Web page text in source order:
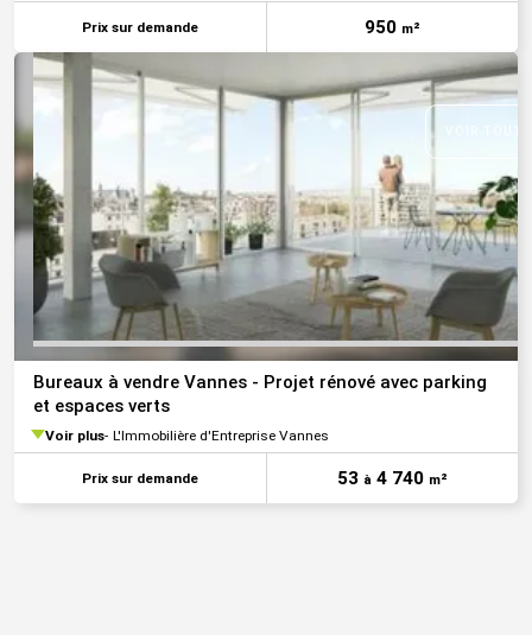
Prix sur demande 950 m²
VOIR
Bureaux à vendre Vannes - Projet rénové avec parking
et espaces verts
Voir plus L'Immobilière d'Entreprise Vannes
Prix sur demande 53 à 4 740 m²